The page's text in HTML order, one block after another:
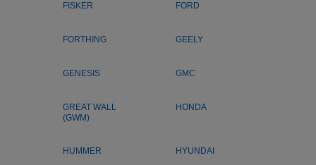
FISKER FORD
FORTHING GEELY
GENESIS GMC
GREAT WALL
(GWM)
HONDA
HUMMER HYUNDAI